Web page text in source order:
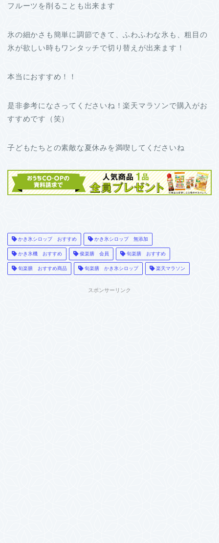
フルーツを削ることも出来ます
氷の細かさも簡単に調節できて、ふわふわな氷も、粗目の
氷が欲しい時もワンタッチで切り替えが出来ます！
本当におすすめ！！
是非参考になさってくださいね！楽天マラソンで購入がお
すすめです（笑）
子どもたちとの素敵な夏休みを満喫してくださいね
かき氷シロップ おすすめ かき氷シロップ 無添加
かき氷機 おすすめ 俊楽膳 会員 旬楽膳 おすすめ
旬楽膳 おすすめ商品 旬楽膳 かき氷シロップ 楽天マラソン
スポンサーリンク